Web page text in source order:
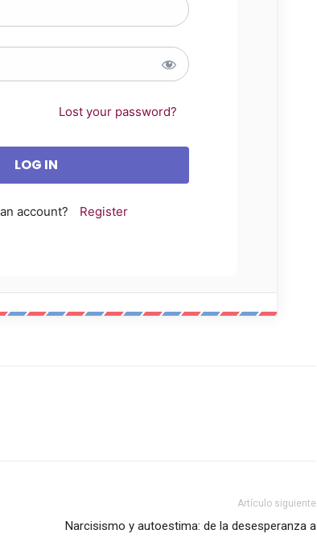
Lost your password?
account? Register
Artículo siguiente
Narcisismo y autoestima: de la desesperanza a